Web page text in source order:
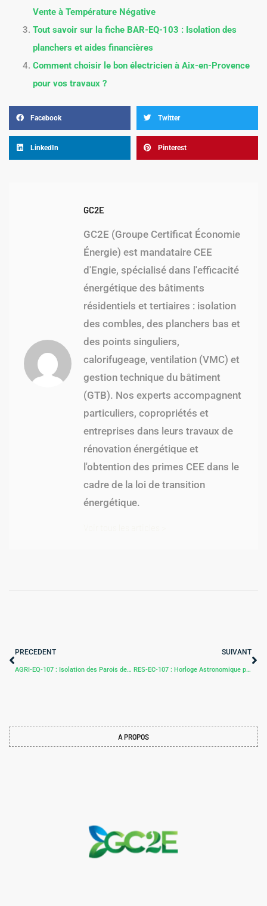
Vente à Température Négative
Tout savoir sur la fiche BAR-EQ-103 : Isolation des
planchers et aides financières
Comment choisir le bon électricien à Aix-en-Provence
pour vos travaux ?
Facebook Twitter
LinkedIn Pinterest
GC2E
GC2E (Groupe Certificat Économie
Énergie) est mandataire CEE
d'Engie, spécialisé dans l'efficacité
énergétique des bâtiments
résidentiels et tertiaires : isolation
des combles, des planchers bas et
des points singuliers,
calorifugeage, ventilation (VMC) et
gestion technique du bâtiment
(GTB). Nos experts accompagnent
particuliers, copropriétés et
entreprises dans leurs travaux de
rénovation énergétique et
l'obtention des primes CEE dans le
cadre de la loi de transition
énergétique.
PRECEDENT
AGRI-EQ-107 : Isolation des Parois de Serre pour Améliorer l’Efficacité Énergétique
SUIVANT
RES-EC-107 : Horloge Astronomique pour l’Éclairage Extérieur
A PROPOS